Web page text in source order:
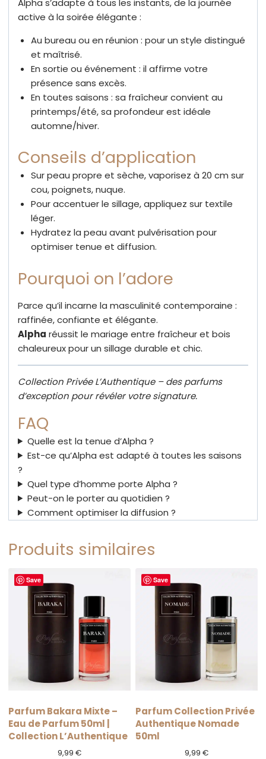
Alpha s’adapte à tous les instants, de la journée
active à la soirée élégante :
Au bureau ou en réunion : pour un style distingué
et maîtrisé.
En sortie ou événement : il affirme votre
présence sans excès.
En toutes saisons : sa fraîcheur convient au
printemps/été, sa profondeur est idéale
automne/hiver.
Conseils d’application
Sur peau propre et sèche, vaporisez à 20 cm sur
cou, poignets, nuque.
Pour accentuer le sillage, appliquez sur textile
léger.
Hydratez la peau avant pulvérisation pour
optimiser tenue et diffusion.
Pourquoi on l’adore
Parce qu’il incarne la masculinité contemporaine :
raffinée, confiante et élégante.
Alpha réussit le mariage entre fraîcheur et bois
chaleureux pour un sillage durable et chic.
Collection Privée L’Authentique – des parfums
d’exception pour révéler votre signature.
FAQ
Quelle est la tenue d’Alpha ?
Est-ce qu’Alpha est adapté à toutes les saisons
?
Quel type d’homme porte Alpha ?
Peut-on le porter au quotidien ?
Comment optimiser la diffusion ?
Produits similaires
Save
Parfum Bakara Mixte –
Eau de Parfum 50ml |
Collection L’Authentique
9,99 €
Save
Parfum Collection Privée
Authentique Nomade
50ml
9,99€